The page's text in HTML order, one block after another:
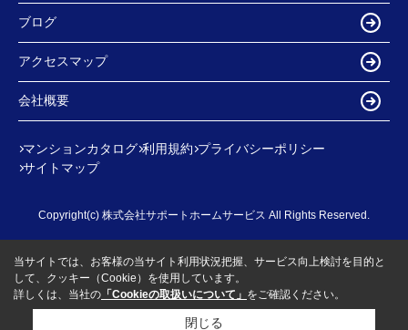
ブログ
アクセスマップ
会社概要
マンションカタログ 利用規約 プライバシーポリシー
サイトマップ
Copyright(c) 株式会社サポートホームサービス All Rights Reserved.
当サイトでは、お客様の当サイト利用状況把握、サービス向上検討を目的と
して、クッキー（Cookie）を使用しています。
詳しくは、当社の 「Cookieの取扱いについて」 をご確認ください。
閉じる